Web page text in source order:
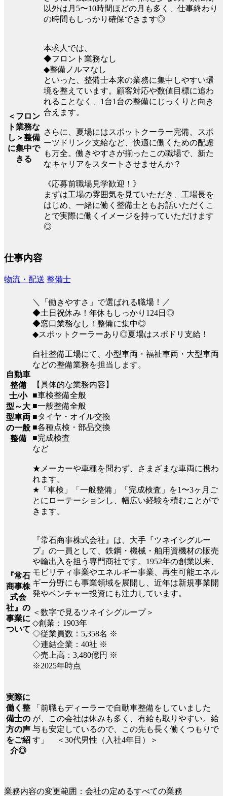
以外は月5〜10時間ほどの月も多く、仕事終わり
の時間もしっかり確保できます◎
＜フロン
ト業務な
し＞整備
に集中で
きる
本求人では、
◆フロント業務なし
◆整備ノルマなし
といった、整備士本来の業務に集中しやすい環
境を整えています。顧客対応や数値目標に追わ
れることなく、1台1台の整備にじっくりと向き
合えます。
さらに、夏場にはスポットクーラー完備、スポ
ーツドリンク支給など、快適に働くための配慮
も万全。働きやすさが揃ったこの職場で、新た
なキャリアをスタートさせませんか？
《応募前職場見学歓迎！》
まずは工場の雰囲気を見ていただき、工場長を
はじめ、一緒に働く整備士ともお話いただくこ
とで実際に働くイメージを持っていただけます
◎
仕事内容
物流・配送 整備士
自動車
整備
士/小
型～大
型車両
の一般
整備
＼「働きやすさ」で選ばれる職場！／
◆土日祝休み！年休もしっかり124日◎
◆窓口業務なし！整備に集中◎
◆スポットクーラーあり◎夏場はスポドリ支給！
自社整備工場にて、小型車両・福祉車両・大型車両
などの整備業務を担当します。
【具体的な業務内容】
■車検整備全般
■一般整備全般
■タイヤ・オイル交換
■各種点検・部品交換
■完成検査
など
★メーカーや車種を問わず、さまざまな車両に携わ
れます。
★「車検」「一般整備」「完成検査」を1〜3ヶ月ご
とにローテーションし、幅広い経験を積むことがで
きます。
『常石
商事株
式会
社』の
事業に
ついて
『常石商事株式会社』は、大手『ツネイシグルー
プ』の一員として、鉄鋼・機械・舶用資機材の販売
や輸出入を担う専門商社です。1952年の創業以来、
モビリティ事業やエネルギー事業、再生可能エネル
ギー分野にも事業領域を展開し、近年は新規事業開
発やベンチャー投資にも注力しています。
＜数字で見るツネイシグループ＞
◇創業：1903年
◇従業員数：5,358名 ※
◇連結企業：40社 ※
◇売上高：3,480億円 ※
※2025年時点
実際に
働く整
備士の
方の声
をご紹
介◎
「前職もディーラーで自動車整備をしていました
が、この会社は休みも多く、有給も取りやすい。給
与も安定しているので、この先も長く働くつもりで
す」 ＜30代男性（入社4年目）＞
業務内容の変更範囲：会社の定めるすべての業務